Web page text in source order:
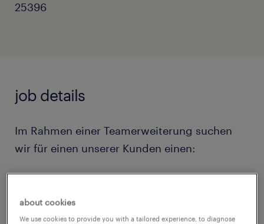
25396
job details
Im Rahmen einer Teamerweiterung suchen
wir für einen unserer Kunden einen:
Technischen Verkäufer (m/w/d/x)
about cookies
We use cookies to provide you with a tailored experience, to diagnose